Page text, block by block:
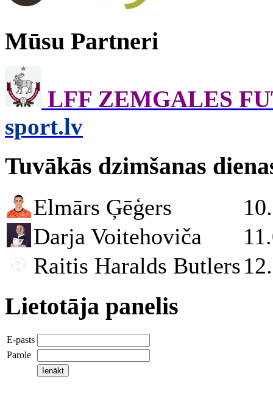
Mūsu Partneri
LFF ZEMGALES
sport.lv
Tuvākās dzimšanas
Elmārs Ģēģers
Darja Voitehoviča
Raitis Haralds Butlers
Lietotāja panelis
E-pasts
Parole